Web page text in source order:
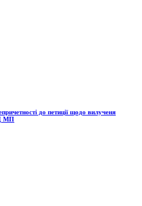
до петиції щодо вилученя
МП